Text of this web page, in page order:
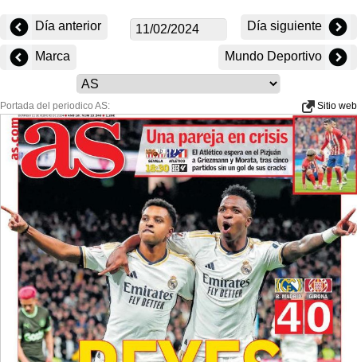
Día anterior Día siguiente
Marca Mundo Deportivo
Portada del periodico AS: Sitio web